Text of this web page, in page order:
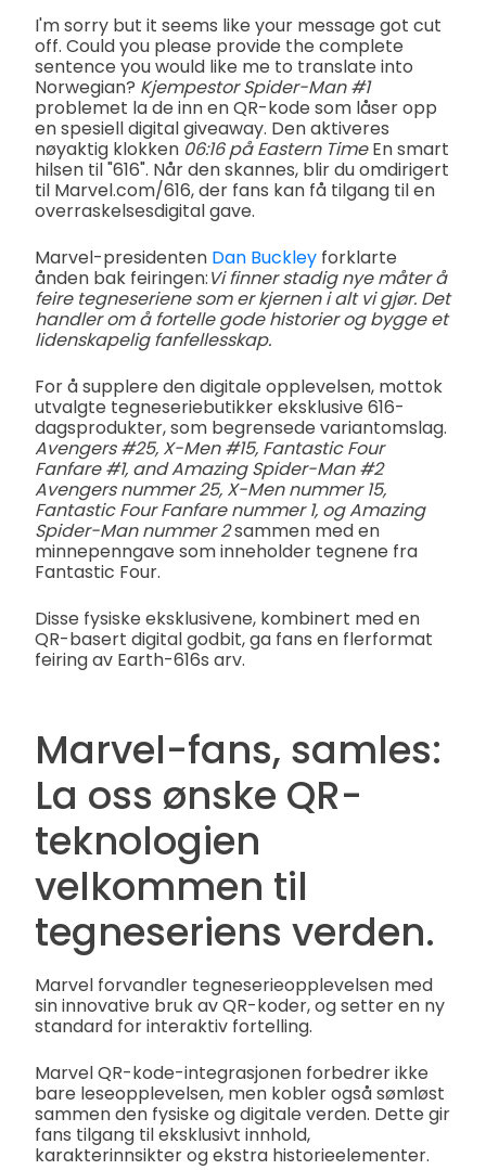
I'm sorry but it seems like your message got cut
off. Could you please provide the complete
sentence you would like me to translate into
Norwegian? Kjempestor Spider-Man #1
problemet la de inn en QR-kode som låser opp
en spesiell digital giveaway. Den aktiveres
nøyaktig klokken 06:16 på Eastern TimeEn smart
hilsen til "616". Når den skannes, blir du omdirigert
til Marvel.com/616, der fans kan få tilgang til en
overraskelsesdigital gave.
Marvel-presidenten Dan Buckley forklarte
ånden bak feiringen:Vi finner stadig nye måter å
feire tegneseriene som er kjernen i alt vi gjør. Det
handler om å fortelle gode historier og bygge et
lidenskapelig fanfellesskap.
For å supplere den digitale opplevelsen, mottok
utvalgte tegneseriebutikker eksklusive 616-
dagsprodukter, som begrensede variantomslag.
Avengers #25, X-Men #15, Fantastic Four
Fanfare #1, and Amazing Spider-Man #2
Avengers nummer 25, X-Men nummer 15,
Fantastic Four Fanfare nummer 1, og Amazing
Spider-Man nummer 2sammen med en
minnepenngave som inneholder tegnene fra
Fantastic Four.
Disse fysiske eksklusivene, kombinert med en
QR-basert digital godbit, ga fans en flerformat
feiring av Earth-616s arv.
Marvel-fans, samles:
La oss ønske QR-
teknologien
velkommen til
tegneseriens verden.
Marvel forvandler tegneserieopplevelsen med
sin innovative bruk av QR-koder, og setter en ny
standard for interaktiv fortelling.
Marvel QR-kode-integrasjonen forbedrer ikke
bare leseopplevelsen, men kobler også sømløst
sammen den fysiske og digitale verden. Dette gir
fans tilgang til eksklusivt innhold,
karakterinnsikter og ekstra historieelementer.